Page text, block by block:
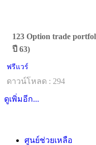
123 Option trade
ปี 63)
ฟรีแวร์
ดาวน์โหลด : 294
ดูเพิ่มอีก...
ศูนย์ช่วยเหลือ